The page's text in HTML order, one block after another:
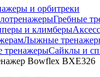
и орбитреки
Гребные
и климберы
Лыжные
тренажерыСайклы и
Bowflex BXE326